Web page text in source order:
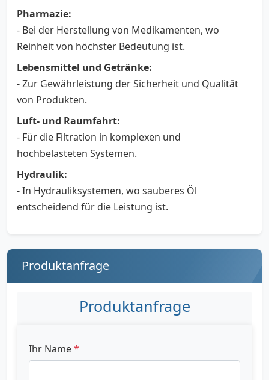
Pharmazie:
- Bei der Herstellung von Medikamenten, wo
Reinheit von höchster Bedeutung ist.
Lebensmittel und Getränke:
- Zur Gewährleistung der Sicherheit und Qualität
von Produkten.
Luft- und Raumfahrt:
- Für die Filtration in komplexen und
hochbelasteten Systemen.
Hydraulik:
- In Hydrauliksystemen, wo sauberes Öl
entscheidend für die Leistung ist.
Produktanfrage
Produktanfrage
Ihr Name*